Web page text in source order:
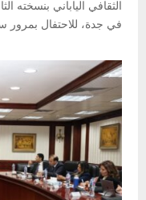
الثقافي الياباني بنسخته
في جدة، للاحتفال بمرور